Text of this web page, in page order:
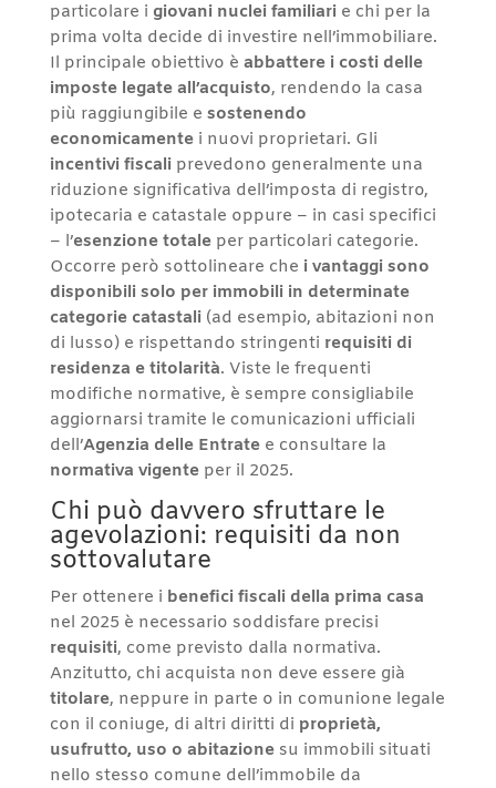
particolare i giovani nuclei familiarie chi per la
prima volta decide di investire nell’immobiliare.
Il principale obiettivo è abbattere i costi delle
imposte legate all’acquisto, rendendo la casa
più raggiungibile e sostenendo
economicamentei nuovi proprietari. Gli
incentivi fiscaliprevedono generalmente una
riduzione significativa dell’imposta di registro,
ipotecaria e catastale oppure – in casi specifici
– l’esenzione totaleper particolari categorie.
Occorre però sottolineare che i vantaggi sono
disponibili solo per immobili in determinate
categorie catastali(ad esempio, abitazioni non
di lusso) e rispettando stringenti requisiti di
residenza e titolarità. Viste le frequenti
modifiche normative, è sempre consigliabile
aggiornarsi tramite le comunicazioni ufficiali
dell’Agenzia delle Entratee consultare la
normativa vigenteper il 2025.
Chi può davvero sfruttare le
agevolazioni: requisiti da non
sottovalutare
Per ottenere i benefici fiscali della prima casa
nel 2025 è necessario soddisfare precisi
requisiti, come previsto dalla normativa.
Anzitutto, chi acquista non deve essere già
titolare, neppure in parte o in comunione legale
con il coniuge, di altri diritti di proprietà,
usufrutto, uso o abitazionesu immobili situati
nello stesso comune dell’immobile da